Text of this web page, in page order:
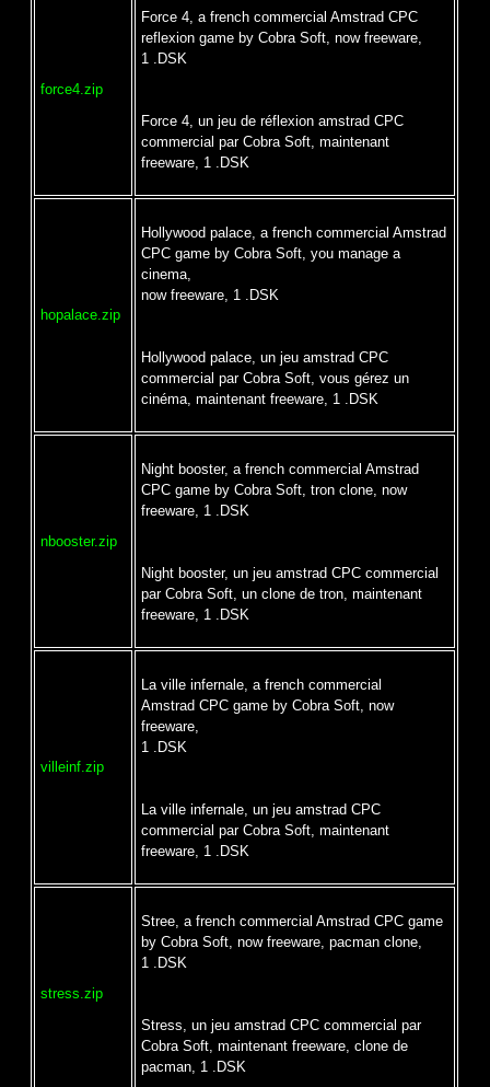
force4.zip
Force 4, a french commercial Amstrad CPC
reflexion game by Cobra Soft, now freeware,
1 .DSK
Force 4, un jeu de réflexion amstrad CPC
commercial par Cobra Soft, maintenant
freeware, 1 .DSK
hopalace.zip
Hollywood palace, a french commercial Amstrad
CPC game by Cobra Soft, you manage a
cinema,
now freeware, 1 .DSK
Hollywood palace, un jeu amstrad CPC
commercial par Cobra Soft, vous gérez un
cinéma, maintenant freeware, 1 .DSK
nbooster.zip
Night booster, a french commercial Amstrad
CPC game by Cobra Soft, tron clone, now
freeware, 1 .DSK
Night booster, un jeu amstrad CPC commercial
par Cobra Soft, un clone de tron, maintenant
freeware, 1 .DSK
villeinf.zip
La ville infernale, a french commercial
Amstrad CPC game by Cobra Soft, now
freeware,
1 .DSK
La ville infernale, un jeu amstrad CPC
commercial par Cobra Soft, maintenant
freeware, 1 .DSK
stress.zip
Stree, a french commercial Amstrad CPC game
by Cobra Soft, now freeware, pacman clone,
1 .DSK
Stress, un jeu amstrad CPC commercial par
Cobra Soft, maintenant freeware, clone de
pacman, 1 .DSK